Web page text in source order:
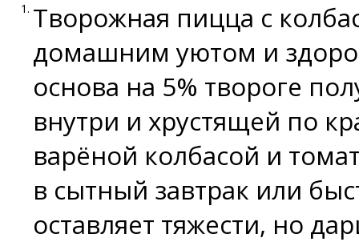
Творожная пицца с
домашним уютом и
основа на 5% твороге
внутри и хрустящей по
варёной колбасой и
в сытный завтрак или
оставляет тяжести, но